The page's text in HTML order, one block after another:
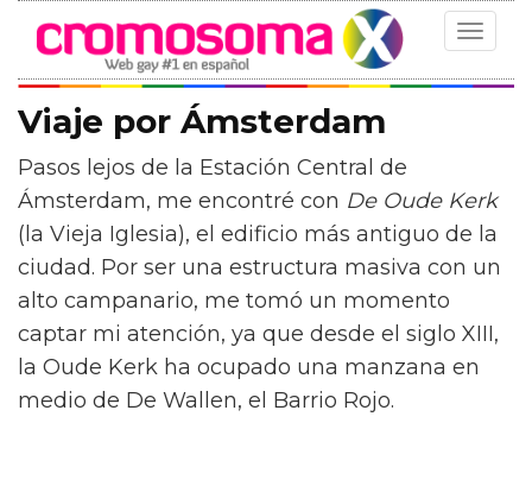
Toggle
Viaje por Ámsterdam
Pasos lejos de la Estación Central de
Ámsterdam, me encontré con De Oude Kerk
(la Vieja Iglesia), el edificio más antiguo de la
ciudad. Por ser una estructura masiva con un
alto campanario, me tomó un momento
captar mi atención, ya que desde el siglo XIII,
la Oude Kerk ha ocupado una manzana en
medio de De Wallen, el Barrio Rojo.